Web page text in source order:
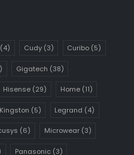
(4) Cudy(3) Curibo (5)
Gigatech (38)
Hisense (29) Home(11)
Kingston (5) Legrand (4)
(6) Microwear(3)
Panasonic(3)